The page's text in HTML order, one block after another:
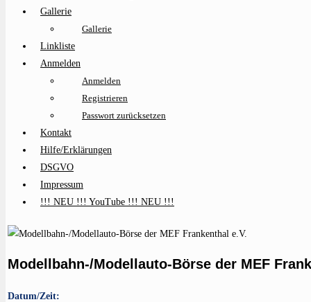
Gallerie
Gallerie
Linkliste
Anmelden
Anmelden
Registrieren
Passwort zurücksetzen
Kontakt
Hilfe/Erklärungen
DSGVO
Impressum
!!! NEU !!! YouTube !!! NEU !!!
Modellbahn-/Modellauto-Börse der MEF
Datum/Zeit: